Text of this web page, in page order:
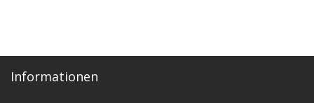
Informationen